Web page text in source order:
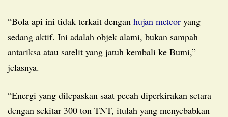
“Bola api ini tidak terkait dengan hujan meteoryang
sedang aktif. Ini adalah objek alami, bukan sampah
antariksa atau satelit yang jatuh kembali ke Bumi,”
jelasnya.
“Energi yang dilepaskan saat pecah diperkirakan setara
dengan sekitar 300 ton TNT, itulah yang menyebabkan